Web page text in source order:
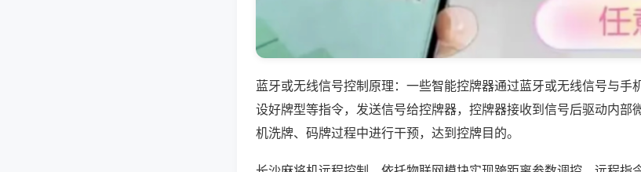
蓝牙或无线信号控制原理：一些智能控牌器通过蓝牙或无线信号与手
设好牌型等指令，发送信号给控牌器，控牌器接收到信号后驱动内部
机洗牌、码牌过程中进行干预，达到控牌目的。